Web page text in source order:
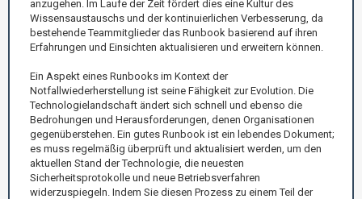
anzugehen. Im Laufe der Zeit fördert dies eine Kultur des
Wissensaustauschs und der kontinuierlichen Verbesserung, da
bestehende Teammitglieder das Runbook basierend auf ihren
Erfahrungen und Einsichten aktualisieren und erweitern können.
Ein Aspekt eines Runbooks im Kontext der
Notfallwiederherstellung ist seine Fähigkeit zur Evolution. Die
Technologielandschaft ändert sich schnell und ebenso die
Bedrohungen und Herausforderungen, denen Organisationen
gegenüberstehen. Ein gutes Runbook ist ein lebendes Dokument;
es muss regelmäßig überprüft und aktualisiert werden, um den
aktuellen Stand der Technologie, die neuesten
Sicherheitsprotokolle und neue Betriebsverfahren
widerzuspiegeln. Indem Sie diesen Prozess zu einem Teil der